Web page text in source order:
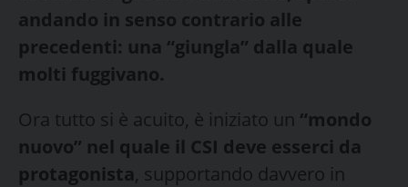
andando in senso contrario alle
precedenti: una “giungla” dalla quale
molti fuggivano.
Ora tutto si è acuito, è iniziato un “mondo
nuovo” nel quale il CSI deve esserci da
protagonista, supportando davvero in